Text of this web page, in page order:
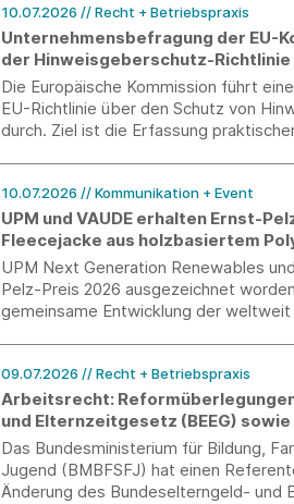
auf der Verkaufsfläche.
10.07.2026 // Recht + Betriebspraxis
Unternehmensbefragung der EU-
der Hinweisgeberschutz-Richtlinie
Die Europäische Kommission führt
EU-Richtlinie über den Schutz von
durch. Ziel ist die Erfassung
10.07.2026 // Kommunikation + Event
UPM und VAUDE erhalten Ernst-
Fleecejacke aus holzbasiertem
UPM Next Generation Renewables
Pelz-Preis 2026 ausgezeichnet
gemeinsame Entwicklung der
Wirtschaftsminister Hubert Aiwanger
09.07.2026 // Recht + Betriebspraxis
Arbeitsrecht:
und Elternzeitgesetz (BEEG)
(MuSchG)
Das Bundesministerium für Bildung,
Jugend (BMBFSFJ) hat einen
Änderung des Bundeselterngeld- und